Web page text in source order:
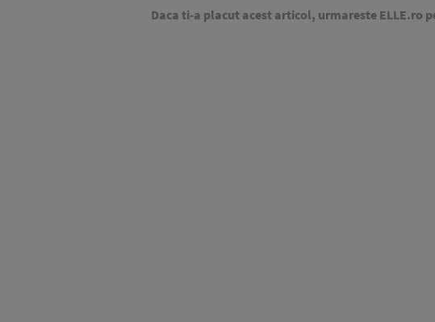
Daca ti-a placut acest articol, urmareste ELLE.ro